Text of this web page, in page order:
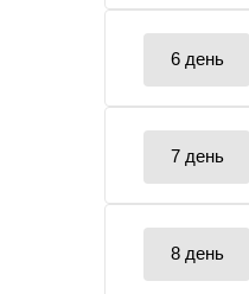
6 день
7 день
8 день